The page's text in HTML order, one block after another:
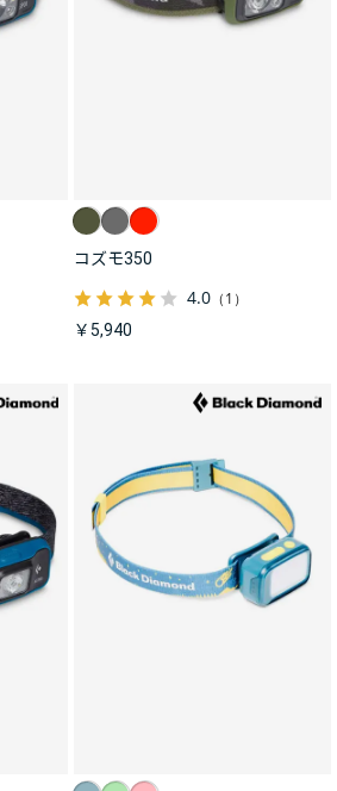
コズモ350
4.0（1）
￥5,940